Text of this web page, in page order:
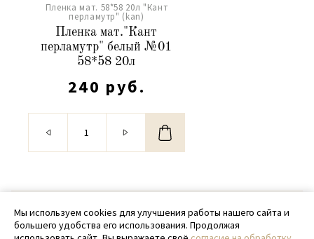
Пленка мат. 58*58 20л "Кант
перламутр" (kan)
Пленка мат."Кант
перламутр" белый №01
58*58 20л
240 руб.
© 2020 - 2026 SamPack
+ 7 (918) 699-97-87
Мы используем cookies для улучшения работы нашего сайта и
большего удобства его использования. Продолжая